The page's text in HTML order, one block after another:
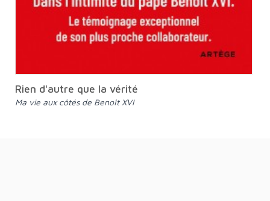
Rien d'autre que la vérité
Ma vie aux côtés de Benoît XVI